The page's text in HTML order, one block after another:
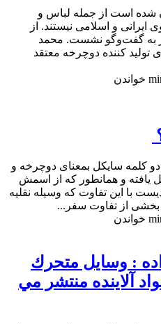
شده است از جمله لباس و
و اسلامی نیستند. از
به گفت‌وگو نشست. محمد
کننده دوچرخه معتقد
خواندن
کلمه سایکل بمعنای دوچرخه و
یافته و همانطور که از اسمش
با این تفاوت که وسیله نقلیه
بخشی از تفاوت سفر...
خواندن
: وسايل متحرك
آلاينده منتشر مي